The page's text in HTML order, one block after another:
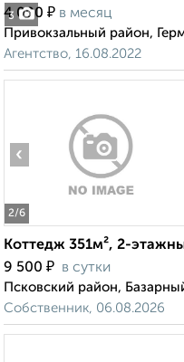
3
4 000 ₽ в месяц
Привокзальный район,
Агентство, 16.08.2022
2/6
‹
Коттедж 351м², 2-
9 500 ₽ в сутки
Псковский район,
Собственник, 06.08.2026